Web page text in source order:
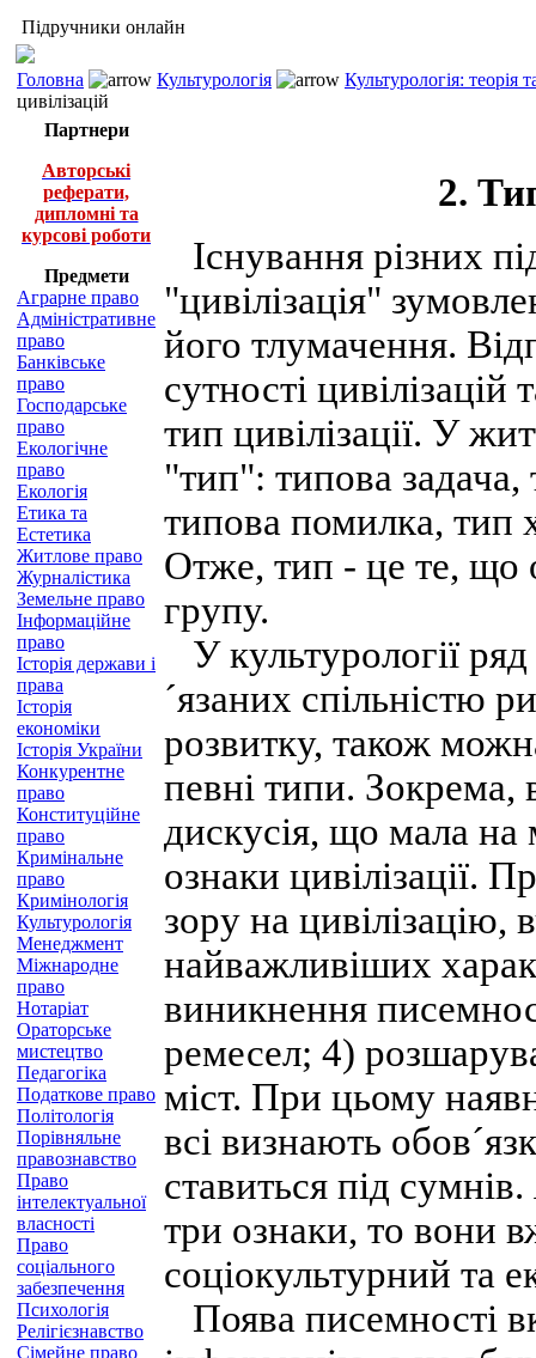
Підручники онлайн
Головна Культурологія
Культурологія: теорія
цивілізацій
Партнери
Авторські
реферати,
дипломні та
курсові роботи
Предмети
Аграрне право
Адміністративне
право
Банківське
право
Господарське
право
Екологічне
право
Екологія
Етика та
Естетика
Житлове право
Журналістика
Земельне право
Інформаційне
право
Історія держави і
права
Історія
економіки
Історія України
Конкурентне
право
Конституційне
право
Кримінальне
право
Кримінологія
Культурологія
Менеджмент
Міжнародне
право
Нотаріат
Ораторське
мистецтво
Педагогіка
Податкове право
Політологія
Порівняльне
правознавство
Право
інтелектуальної
власності
Право
соціального
забезпечення
Психологія
Релігієзнавство
Сімейне право
2.
Існування різних
"цивілізація"
його тлумачення.
сутності цивілізацій
тип цивілізації. У
"тип": типова задача,
типова помилка, тип
Отже, тип - це те, що
групу.
У культурології
´язаних спільністю
розвитку, також
певні типи. Зокрема,
дискусія, що мала на
ознаки цивілізації.
зору на цивілізацію,
найважливіших
виникнення
ремесел; 4)
міст. При цьому
всі визнають
ставиться під
три ознаки, то вони
соціокультурний та
Поява писемності